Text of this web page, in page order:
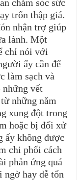
chăm sóc sức
trốn thập giá.
nhận trợ giúp
lành. Một
chỉ nói với
ấy cần để
làm sạch và
những vết
những năm
xung đột trong
hoặc bị đối xử
ấy không được
chi phối cách
phản ứng quá
ngờ hay dễ tổn